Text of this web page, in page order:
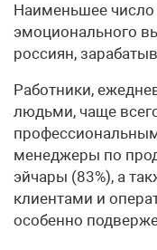
Наименьшее число
эмоционального
россиян,
Работники,
людьми, чаще
менеджеры по
эйчары (83%), а
клиентами и
особенно